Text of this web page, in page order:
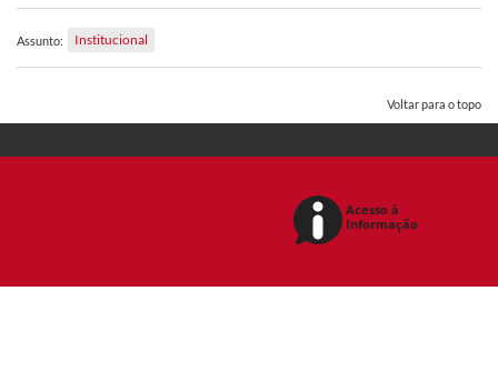
Assunto: Institucional
Voltar para o topo